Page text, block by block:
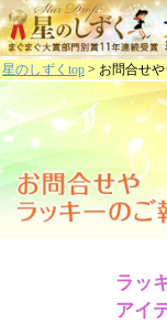
星のしずくtop > お問合せ
ラッ
アイ